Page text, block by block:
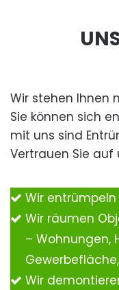
Wir stehen Ihnen
Sie können sich
mit uns sind
Vertrauen Sie auf
Wir
Wir räumen
– Wohnungen,
Wir